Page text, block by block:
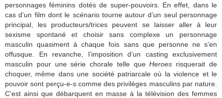
personnages féminins dotés de super-pouvoirs. En effet, dans le
cas d’un film dont le scénario tourne autour d’un seul personnage
principal, les producteurs/trices peuvent se laisser aller à leur
sexisme spontané et choisir sans complexe un personnage
masculin quasiment à chaque fois sans que personne ne s’en
offusque. En revanche, l’imposition d’un casting exclusivement
masculin pour une série chorale telle queHeroes risquerait de
choquer, même dans une société patriarcale où la violence et le
pouvoir sont perçu-e-s comme des privilèges masculins par nature.
C’est ainsi que débarquent en masse à la télévision des femmes